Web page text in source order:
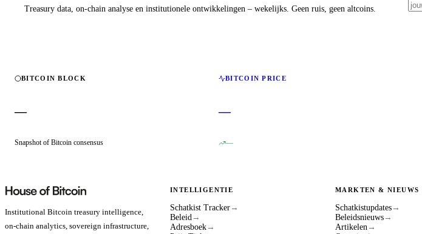
Treasury data, on-chain analyse en institutionele ontwikkelingen – wekelijks. Geen ruis, geen altcoins.
BITCOIN BLOCK
—
Snapshot of Bitcoin consensus
BITCOIN PRICE
—
—
Institutional Bitcoin treasury intelligence,
on-chain analytics, sovereign infrastructure,
INTELLIGENTIE
Schatkist Tracker →
Beleid →
Adresboek →
MARKTEN & NIEUWS
Schatkistupdates →
Beleidsnieuws →
Artikelen →